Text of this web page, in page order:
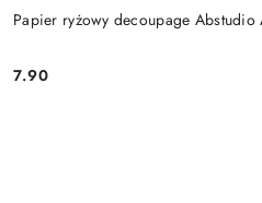
Papier ryżowy decoupage Abstudio
Cena:
7.90